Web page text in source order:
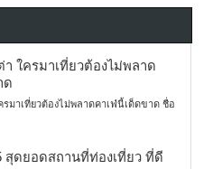
า ใครมาเที่ยวต้องไม่พลาด
ด
รมาเที่ยวต้องไม่พลาดคาเฟ่นี้เด็ดขาด ชื่อ
สุดยอดสถานที่ท่องเที่ยว ที่ดี